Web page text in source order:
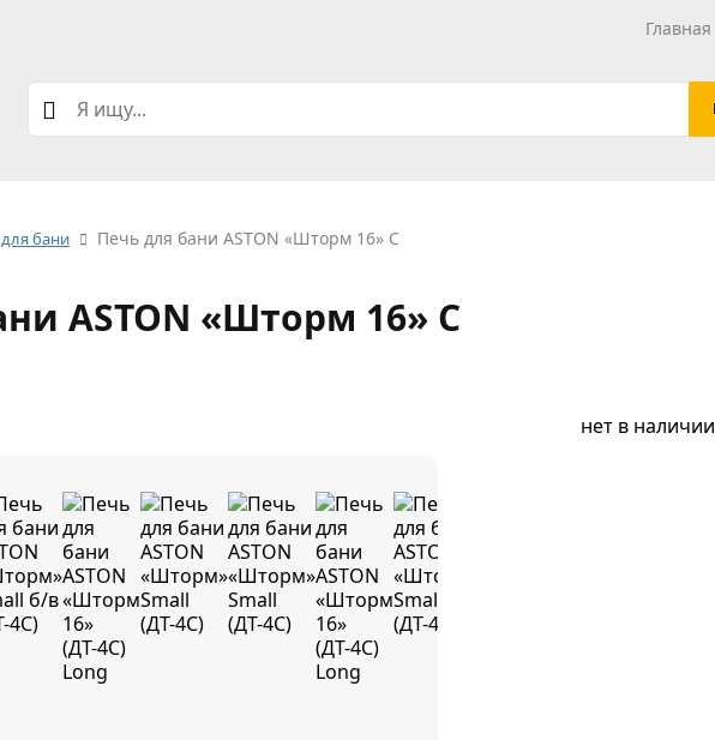
Главная
бани Печь для бани ASTON «Шторм 16» С
ASTON «Шторм 16» С
нет в наличии